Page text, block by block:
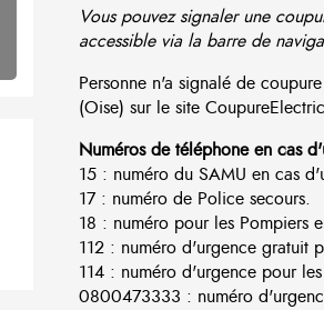
Vous pouvez signaler une
accessible via la barre de
Personne n'a signalé de
(Oise) sur le site
Numéros de téléphone en cas
15 : numéro du SAMU en cas
17 : numéro de Police secours.
18 : numéro pour les Pompiers
112 : numéro d'urgence gratuit
114 : numéro d'urgence pour
0800473333 : numéro